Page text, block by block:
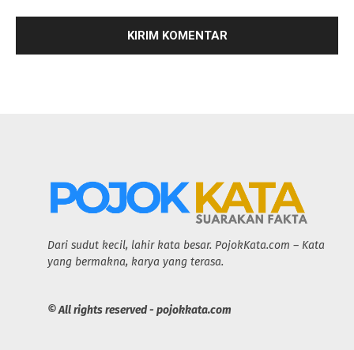
Dari sudut kecil, lahir kata besar. PojokKata.com – Kata
yang bermakna, karya yang terasa.
© All rights reserved - pojokkata.com